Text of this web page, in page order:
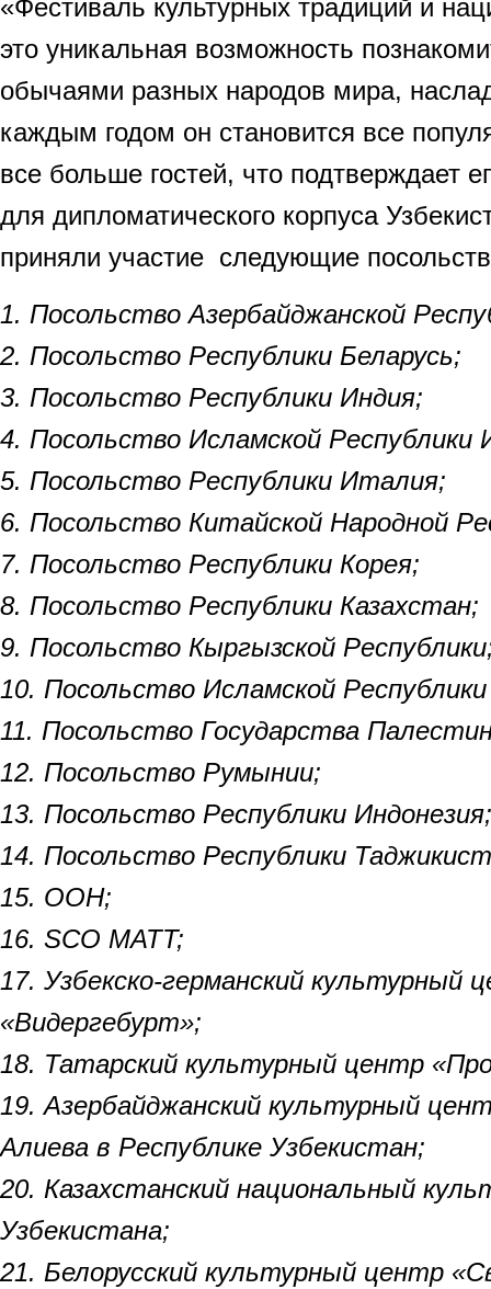
«Фестиваль культурных традиций и
это уникальная возможность
обычаями разных народов мира,
каждым годом он становится все
все больше гостей, что подтверждает
для дипломатического корпуса
приняли участие следующие
1. Посольство Азербайджанской
2. Посольство Республики Беларусь;
3. Посольство Республики Индия;
4. Посольство Исламской Республики
5. Посольство Республики Италия;
6. Посольство Китайской Народной
7. Посольство Республики Корея;
8. Посольство Республики Казахстан;
9. Посольство Кыргызской
10. Посольство Исламской
11. Посольство Государства
12. Посольство Румынии;
13. Посольство Республики Индонезия;
14. Посольство Республики
15. ООН;
16. SCO MATT;
17. Узбекско-германский культурный
«Видергебурт»;
18. Татарский культурный центр
19. Азербайджанский культурный
Алиева в Республике Узбекистан;
20. Казахстанский национальный
Узбекистана;
21. Белорусский культурный центр